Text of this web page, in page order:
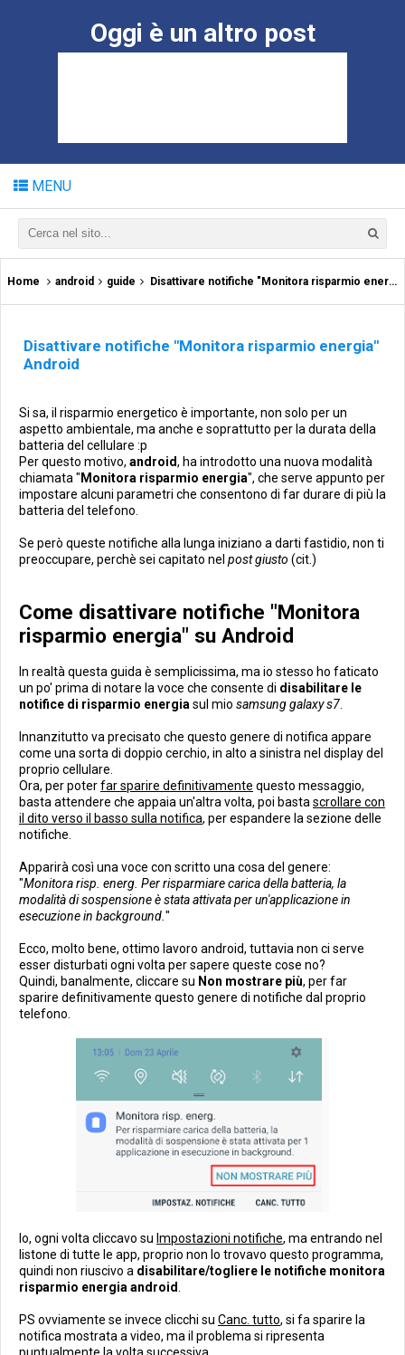
Oggi è un altro post
MENU
Home android guide Disattivare notifiche "Monitora risparmio energia" Android
Disattivare notifiche "Monitora risparmio energia"
Android
Si sa, il risparmio energetico è importante, non solo per un
aspetto ambientale, ma anche e soprattutto per la durata della
batteria del cellulare :p
Per questo motivo, android, ha introdotto una nuova modalità
chiamata " Monitora risparmio energia", che serve appunto per
impostare alcuni parametri che consentono di far durare di più la
batteria del telefono.
Se però queste notifiche alla lunga iniziano a darti fastidio, non ti
preoccupare, perchè sei capitato nel post giusto (cit.)
Come disattivare notifiche "Monitora
risparmio energia" su Android
In realtà questa guida è semplicissima, ma io stesso ho faticato
un po' prima di notare la voce che consente di disabilitare le
notifice di risparmio energia sul mio samsung galaxy s7
Innanzitutto va precisato che questo genere di notifica appare
come una sorta di doppio cerchio, in alto a sinistra nel display del
proprio cellulare.
Ora, per poterfar sparire definitivamente questo messaggio,
basta attendere che appaia un'altra volta, poi basta scrollare con
il dito verso il basso sulla notifica, per espandere la sezione delle
notifiche.
Apparirà così una voce con scritto una cosa del genere:
"Monitora risp. energ. Per risparmiare carica della batteria, la
modalità di sospensione è stata attivata per un'applicazione in
esecuzione in background. "
Ecco, molto bene, ottimo lavoro android, tuttavia non ci serve
esser disturbati ogni volta per sapere queste cose no?
Quindi, banalmente, cliccare su Non mostrare più, per far
sparire definitivamente questo genere di notifiche dal proprio
telefono.
Io, ogni volta cliccavo su Impostazioni notifiche, ma entrando nel
listone di tutte le app, proprio non lo trovavo questo programma,
quindi non riuscivo a disabilitare/togliere le notifiche monitora
risparmio energia android.
PS ovviamente se invece clicchi su Canc. tutto, si fa sparire la
notifica mostrata a video, ma il problema si ripresenta